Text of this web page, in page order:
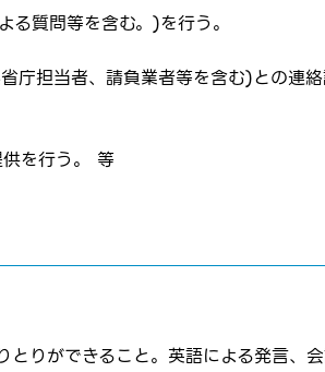
質問等を含む。)を行う。
庁担当者、請負業者等を含む)との連
を行う。 等
りができること。英語による発言、